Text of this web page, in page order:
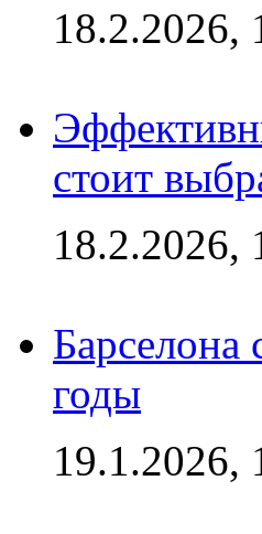
18.2.2026,
стоит
18.2.2026,
Барселона
годы
19.1.2026,